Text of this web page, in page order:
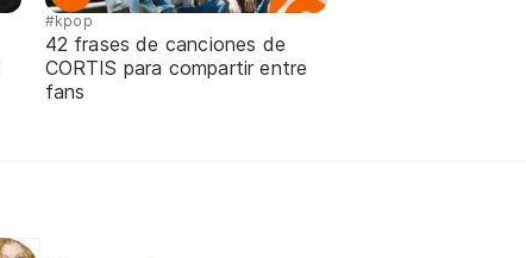
#kpop
42 frases de canciones de
CORTIS para compartir entre
fans